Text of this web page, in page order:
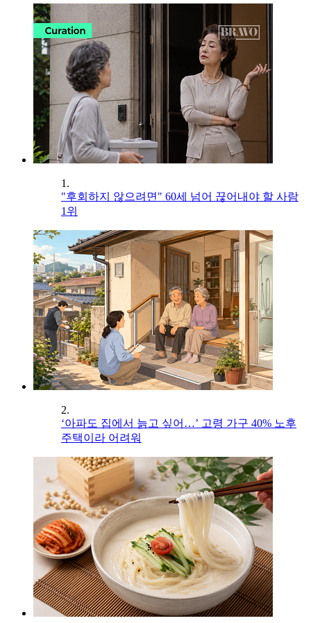
1.
"후회하지 않으려면" 60세 넘어 끊어내야 할 사람
1위
2.
‘아파도 집에서 늙고 싶어…’ 고령 가구 40% 노후
주택이라 어려워